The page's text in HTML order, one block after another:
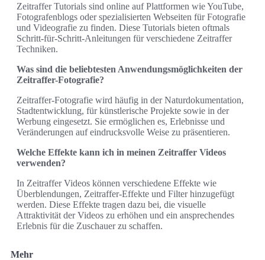
Zeitraffer Tutorials sind online auf Plattformen wie YouTube,
Fotografenblogs oder spezialisierten Webseiten für Fotografie
und Videografie zu finden. Diese Tutorials bieten oftmals
Schritt-für-Schritt-Anleitungen für verschiedene Zeitraffer
Techniken.
Was sind die beliebtesten Anwendungsmöglichkeiten der
Zeitraffer-Fotografie?
Zeitraffer-Fotografie wird häufig in der Naturdokumentation,
Stadtentwicklung, für künstlerische Projekte sowie in der
Werbung eingesetzt. Sie ermöglichen es, Erlebnisse und
Veränderungen auf eindrucksvolle Weise zu präsentieren.
Welche Effekte kann ich in meinen Zeitraffer Videos
verwenden?
In Zeitraffer Videos können verschiedene Effekte wie
Überblendungen, Zeitraffer-Effekte und Filter hinzugefügt
werden. Diese Effekte tragen dazu bei, die visuelle
Attraktivität der Videos zu erhöhen und ein ansprechendes
Erlebnis für die Zuschauer zu schaffen.
Mehr